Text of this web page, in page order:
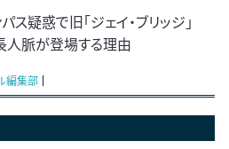
ス疑惑で旧「ジェイ・ブリッジ」
人脈が登場する理由
編集部